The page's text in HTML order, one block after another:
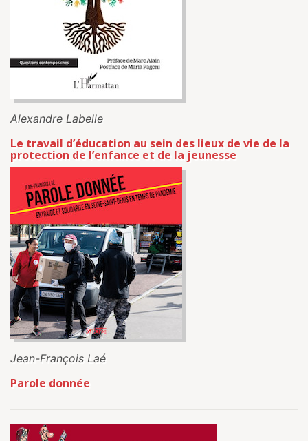
Alexandre Labelle
Le travail d’éducation au sein des lieux de vie de la
protection de l’enfance et de la jeunesse
Jean-François Laé
Parole donnée